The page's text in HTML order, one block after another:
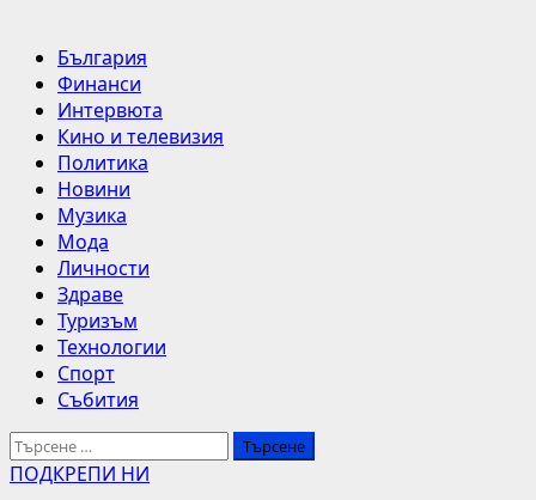
Primary
Menu
България
Финанси
Интервюта
Кино и телевизия
Политика
Новини
Музика
Мода
Личности
Здраве
Туризъм
Технологии
Спорт
Събития
Търсене
за:
ПОДКРЕПИ НИ